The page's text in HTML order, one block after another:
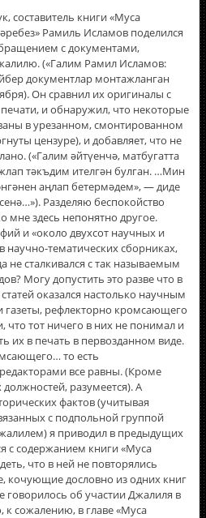
составитель книги «Муса
Рамиль Исламов поделился
с документами,
(«Галим Рамил Исламов:
документлар монтажланган
Он сравнил их оригиналы с
и обнаружил, что некоторые
в урезанном, смонтированном
цензуре), и добавляет, что не
(«Галим әйтүенчә, матбугатта
тәкъдим ителгән булган. …Мин
аңлап бетермәдем», — диде
Разделяю беспокойство
мне здесь непонятно другое.
и «около двухсот научных и
научно-тематических сборниках,
не сталкивался с так называемым
Могу допустить это разве что в
оказался настолько научным
газеты, рефлекторно кромсающего
что тот ничего в них не понимал и
их в печать в первозданном виде.
то есть
все равны. (Кроме
разумеется). А
фактов (учитывая
с подпольной группой
я приводил в предыдущих
с содержанием книги «Муса
что в ней не повторялись
дословно из одних книг
говорилось об участии Джалиля в
к сожалению, в главе «Муса